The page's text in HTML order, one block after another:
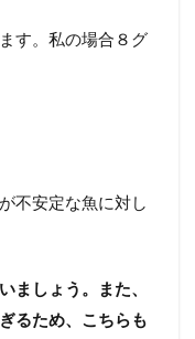
す。私の場合８グ
不安定な魚に対し
ましょう。また、
るため、こちらも